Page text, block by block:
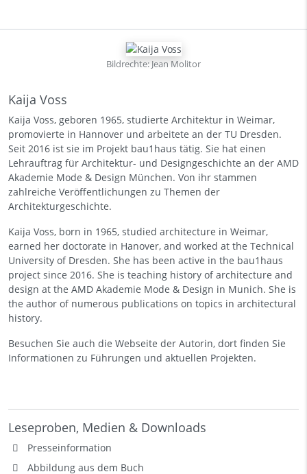
Bildrechte: Jean Molitor
Kaija Voss
Kaija Voss, geboren 1965, studierte Architektur in Weimar,
promovierte in Hannover und arbeitete an der TU Dresden.
Seit 2016 ist sie im Projekt bau1haus tätig. Sie hat einen
Lehrauftrag für Architektur- und Designgeschichte an der AMD
Akademie Mode & Design München. Von ihr stammen
zahlreiche Veröffentlichungen zu Themen der
Architekturgeschichte.
Kaija Voss, born in 1965, studied architecture in Weimar,
earned her doctorate in Hanover, and worked at the Technical
University of Dresden. She has been active in the bau1haus
project since 2016. She is teaching history of architecture and
design at the AMD Akademie Mode & Design in Munich. She is
the author of numerous publications on topics in architectural
history.
Besuchen Sie auch die Webseite der Autorin, dort finden Sie
Informationen zu Führungen und aktuellen Projekten.
Leseproben, Medien & Downloads
Presseinformation
Abbildung aus dem Buch